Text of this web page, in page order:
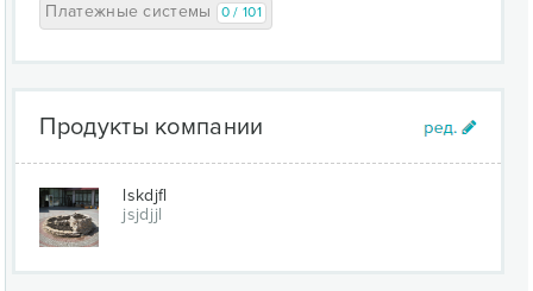
Платежные системы 0 / 101
Продукты компании
lskdjfl
jsjdjjl